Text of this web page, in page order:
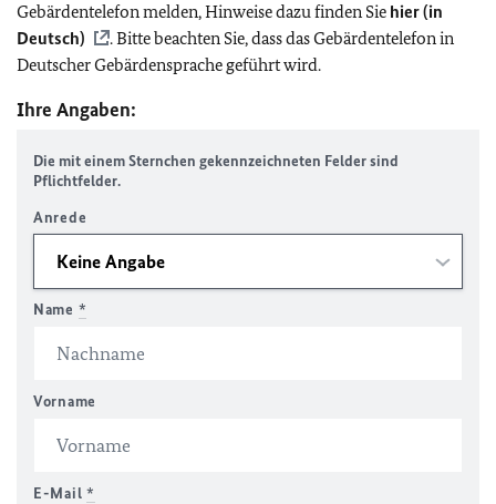
Gebärdentelefon melden, Hinweise dazu finden Sie hier (in
Deutsch)
. Bitte beachten Sie, dass das Gebärdentelefon in
Deutscher Gebärdensprache geführt wird.
Ihre Angaben:
Die mit einem Sternchen gekennzeichneten Felder sind
Pflichtfelder.
Anrede
Name *
Vorname
E-Mail *